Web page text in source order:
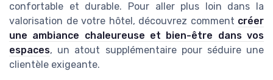
confortable et durable. Pour aller plus loin dans la
valorisation de votre hôtel, découvrez comment créer
une ambiance chaleureuse et bien-être dans vos
espaces, un atout supplémentaire pour séduire une
clientèle exigeante.